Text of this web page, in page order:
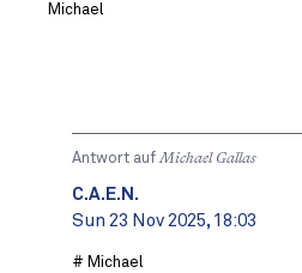
Michael
Antwort aufMichael Gallas
C.A.E.N.
Sun 23 Nov 2025, 18:03
# Michael